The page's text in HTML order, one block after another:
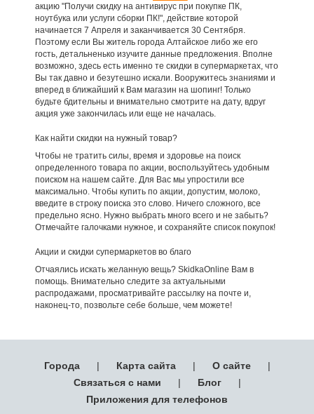
акцию "Получи скидку на антивирус при покупке ПК,
ноутбука или услуги сборки ПК!", действие которой
начинается 7 Апреля и заканчивается 30 Сентября.
Поэтому если Вы житель города Алтайское либо же его
гость, детальненько изучите данные предложения. Вполне
возможно, здесь есть именно те скидки в супермаркетах, что
Вы так давно и безутешно искали. Вооружитесь знаниями и
вперед в ближайший к Вам магазин на шопинг! Только
будьте бдительны и внимательно смотрите на дату, вдруг
акция уже закончилась или еще не началась.
Как найти скидки на нужный товар?
Чтобы не тратить силы, время и здоровье на поиск
определенного товара по акции, воспользуйтесь удобным
поиском на нашем сайте. Для Вас мы упростили все
максимально. Чтобы купить по акции, допустим, молоко,
введите в строку поиска это слово. Ничего сложного, все
предельно ясно. Нужно выбрать много всего и не забыть?
Отмечайте галочками нужное, и сохраняйте список покупок!
Акции и скидки супермаркетов во благо
Отчаялись искать желанную вещь? SkidkaOnline Вам в
помощь. Внимательно следите за актуальными
распродажами, просматривайте рассылку на почте и,
наконец-то, позвольте себе больше, чем можете!
Города | Карта сайта | О сайте
|
Связаться с нами
| Блог
|
Приложения для телефонов